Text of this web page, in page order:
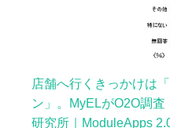
店舗へ行くきっかけは
ン」。MyELがO2O調
研究所｜ModuleApps